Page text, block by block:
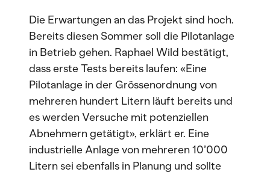
Die Erwartungen an das Projekt sind hoch.
Bereits diesen Sommer soll die Pilotanlage
in Betrieb gehen. Raphael Wild bestätigt,
dass erste Tests bereits laufen: «Eine
Pilotanlage in der Grössenordnung von
mehreren hundert Litern läuft bereits und
es werden Versuche mit potenziellen
Abnehmern getätigt», erklärt er. Eine
industrielle Anlage von mehreren 10’000
Litern sei ebenfalls in Planung und sollte